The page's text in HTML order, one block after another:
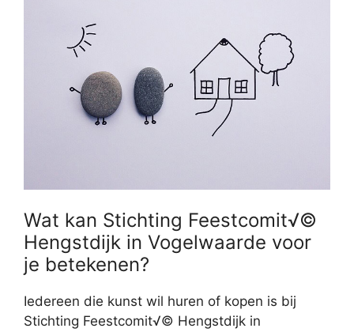
Wat kan Stichting Feestcomit√©
Hengstdijk in Vogelwaarde voor
je betekenen?
Iedereen die kunst wil huren of kopen is bij
Stichting Feestcomit√© Hengstdijk in